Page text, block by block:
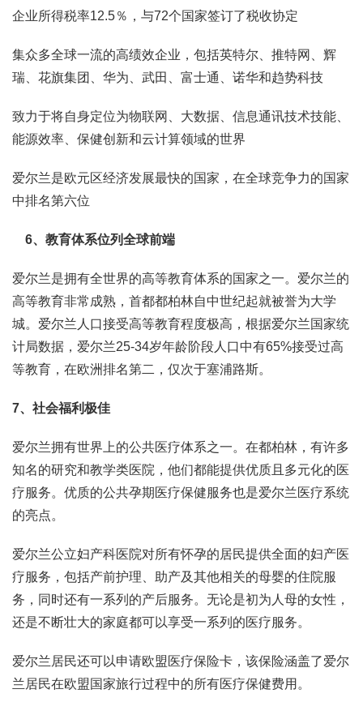
企业所得税率12.5％，与72个国家签订了税收协定
集众多全球一流的高绩效企业，包括英特尔、推特网、辉
瑞、花旗集团、华为、武田、富士通、诺华和趋势科技
致力于将自身定位为物联网、大数据、信息通讯技术技能、
能源效率、保健创新和云计算领域的世界
爱尔兰是欧元区经济发展最快的国家，在全球竞争力的国家
中排名第六位
6、教育体系位列全球前端
爱尔兰是拥有全世界的高等教育体系的国家之一。爱尔兰的
高等教育非常成熟，首都都柏林自中世纪起就被誉为大学
城。爱尔兰人口接受高等教育程度极高，根据爱尔兰国家统
计局数据，爱尔兰25-34岁年龄阶段人口中有65%接受过高
等教育，在欧洲排名第二，仅次于塞浦路斯。
7、社会福利极佳
爱尔兰拥有世界上的公共医疗体系之一。在都柏林，有许多
知名的研究和教学类医院，他们都能提供优质且多元化的医
疗服务。优质的公共孕期医疗保健服务也是爱尔兰医疗系统
的亮点。
爱尔兰公立妇产科医院对所有怀孕的居民提供全面的妇产医
疗服务，包括产前护理、助产及其他相关的母婴的住院服
务，同时还有一系列的产后服务。无论是初为人母的女性，
还是不断壮大的家庭都可以享受一系列的医疗服务。
爱尔兰居民还可以申请欧盟医疗保险卡，该保险涵盖了爱尔
兰居民在欧盟国家旅行过程中的所有医疗保健费用。